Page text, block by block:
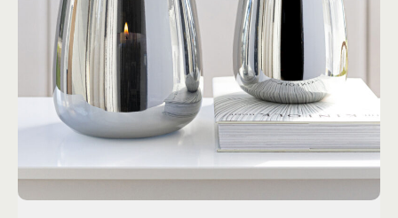
Na szkło nakładana jest cienka
metaliczna warstwa, która tworzy